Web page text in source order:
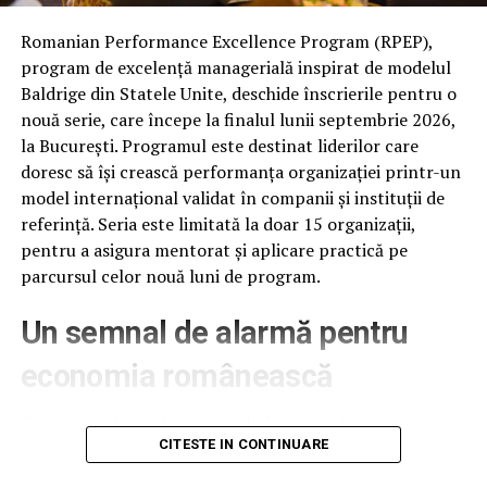
Romanian Performance Excellence Program (RPEP),
program de excelență managerială inspirat de modelul
Baldrige din Statele Unite, deschide înscrierile pentru o
nouă serie, care începe la finalul lunii septembrie 2026,
la București. Programul este destinat liderilor care
doresc să își crească performanța organizației printr-un
model internațional validat în companii și instituții de
referință. Seria este limitată la doar 15 organizații,
pentru a asigura mentorat și aplicare practică pe
parcursul celor nouă luni de program.
Un semnal de alarmă pentru
economia românească
Clasamentul anual publicat de Institute for
Management Development (IMD), la 18 iunie 2026,
CITESTE IN CONTINUARE